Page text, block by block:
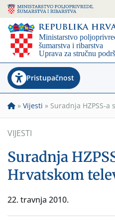
Pristupačnost
» Vijesti » Suradnja HZPSS-
VIJESTI
Suradnja
Hrvatskom
22. travnja 2010.